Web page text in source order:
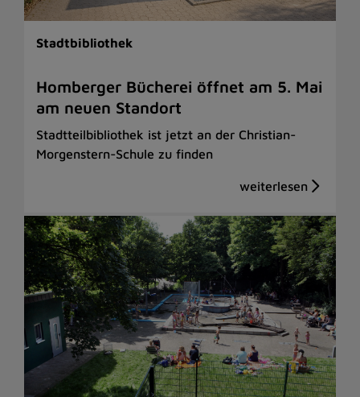
Stadtbibliothek
Homberger Bücherei öffnet am 5. Mai
am neuen Standort
Stadtteilbibliothek ist jetzt an der Christian-
Morgenstern-Schule zu finden